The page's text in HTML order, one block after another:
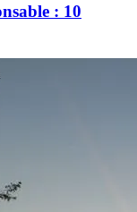
: 10